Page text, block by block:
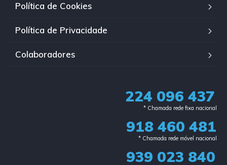
Política de Cookies
Política de Privacidade
Colaboradores
224 096 437
* Chamada rede fixa nacional​
918 460 481
* Chamada rede móvel nacional
939 023 840​